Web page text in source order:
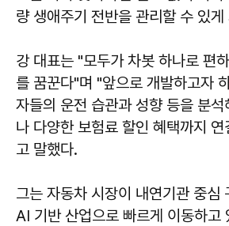
량 생애주기 전반을 관리할 수 있
강 대표는 "모두가 차봇 하나로 편
를 꿈꾼다"며 "앞으로 개발하고자
자들의 운전 습관과 성향 등을 분석
나 다양한 보험료 할인 혜택까지
고 말했다.
그는 자동차 시장이 내연기관 중심
AI 기반 산업으로 빠르게 이동하고